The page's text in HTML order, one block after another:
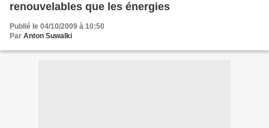
renouvelables que les énergies
Publié le 04/10/2009 à 10:50
Par Anton Suwalki